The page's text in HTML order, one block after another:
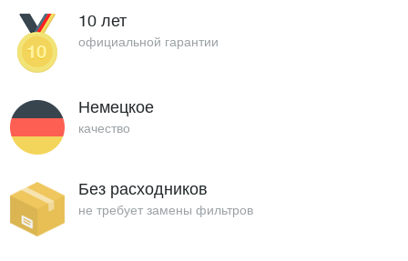
10 лет
официальной гарантии
Немецкое
качество
Без расходников
не требует замены фильтров